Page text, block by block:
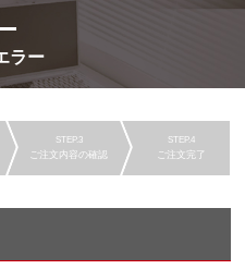
ラー
ご注文内容の確認 ご注文完了